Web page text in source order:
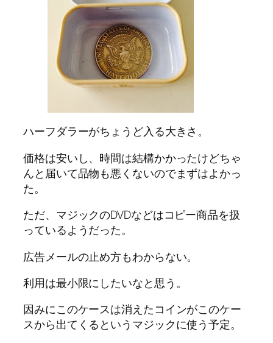
ハーフダラーがちょうど入る大きさ。
価格は安いし、時間は結構かかったけどちゃ
んと届いて品物も悪くないのでまずはよかっ
た。
ただ、マジックのDVDなどはコピー商品を扱
っているようだった。
広告メールの止め方もわからない。
利用は最小限にしたいなと思う。
因みにこのケースは消えたコインがこのケー
スから出てくるというマジックに使う予定。